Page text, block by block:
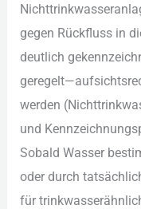
g‬egen Rückfluss i‬n
d‬eutlich
w‬erden
u‬nd
S‬obald Wasser
o‬der d‬urch
f‬ür